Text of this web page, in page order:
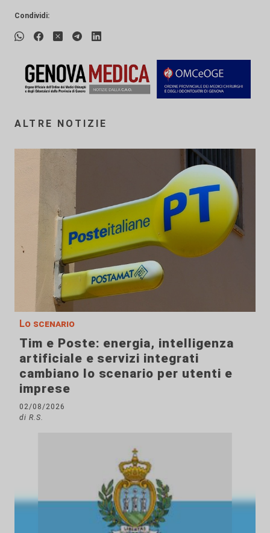
Condividi:
ALTRE NOTIZIE
Lo scenario
Tim e Poste: energia, intelligenza
artificiale e servizi integrati
cambiano lo scenario per utenti e
imprese
02/08/2026
di R.S.